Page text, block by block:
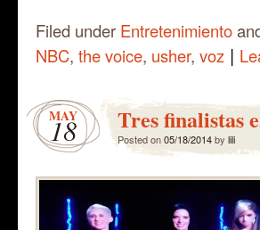
Filed under Entretenimiento
NBC, the voice, usher, voz |
MAY
18 Tres finalistas
Posted on05/18/2014by lili